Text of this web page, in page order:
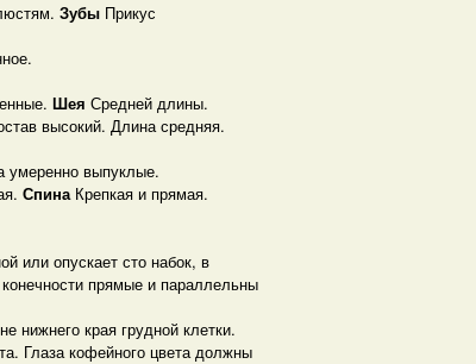
Зубы Прикус
Шея Средней длины.
высокий. Длина средняя.
умеренно выпуклые.
Спина Крепкая и прямая.
или опускает сто набок, в
прямые и параллельны
нижнего края грудной клетки.
Глаза кофейного цвета должны